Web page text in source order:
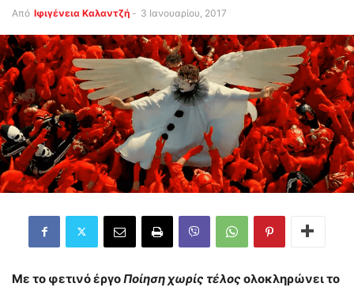
Από Ιφιγένεια Καλαντζή - 3 Ιανουαρίου, 2017
Με το φετινό έργοΠοίηση χωρίς τέλος ολοκληρώνει το